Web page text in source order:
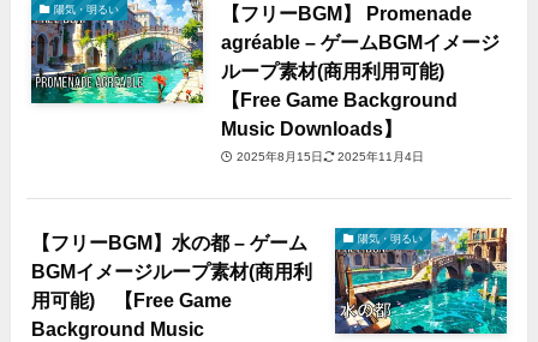
陽気・明るい
【フリーBGM】 Promenade
agréable – ゲームBGMイメージ
ループ素材(商用利用可能)
【Free Game Background
Music Downloads】
2025年8月15日 2025年11月4日
陽気・明るい
【フリーBGM】水の都 – ゲーム
BGMイメージループ素材(商用利
用可能) 【Free Game
Background Music